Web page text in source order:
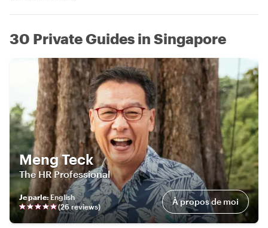
30 Private Guides in Singapore
Meng Teck
The HR Professional
Je parle: English
(26reviews) À propos de moi